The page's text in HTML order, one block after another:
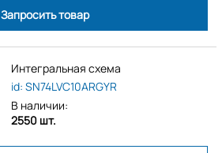
Запросить товар
Интегральная схема
id: SN74LVC10ARGYR
В наличии:
2550 шт.